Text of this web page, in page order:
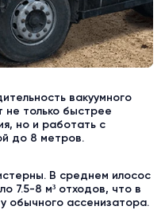
вакуумного
не только быстрее
но и работать с
до 8 метров.
В среднем илосос
7.5-8 м³ отходов, что в
обычного ассенизатора.